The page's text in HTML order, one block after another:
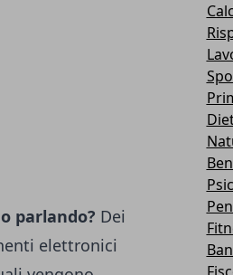
parlando? Dei
elettronici